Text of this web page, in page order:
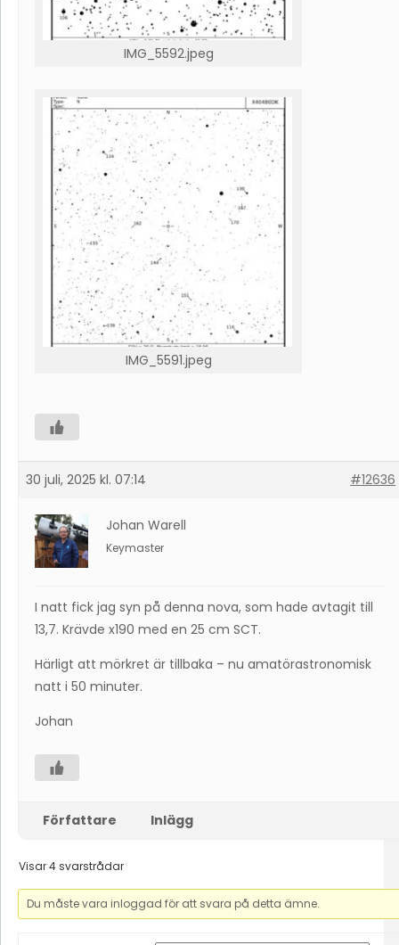
IMG_5592.jpeg
IMG_5591.jpeg
30 juli, 2025 kl. 07:14 #12636
Johan Warell
Keymaster
I natt fick jag syn på denna nova, som hade avtagit till
13,7. Krävde x190 med en 25 cm SCT.
Härligt att mörkret är tillbaka – nu amatörastronomisk
natt i 50 minuter.
Johan
Författare Inlägg
Visar 4 svarstrådar
Du måste vara inloggad för att svara på detta ämne.